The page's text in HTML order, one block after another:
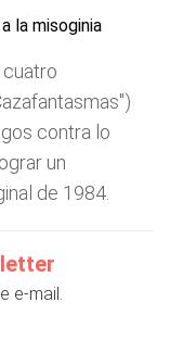
contra lo
un
de 1984.
e-mail.